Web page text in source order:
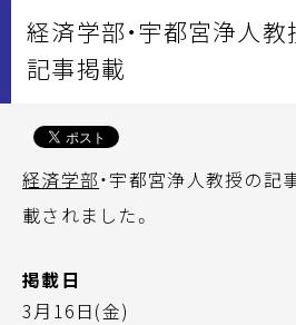
経済学部・宇都宮浄人
記事掲載
経済学部・宇都宮浄人教授の記
載されました。
掲載日
3月16日(金)